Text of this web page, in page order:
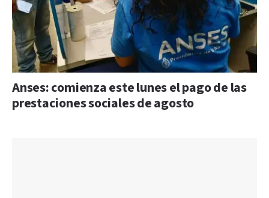
Anses: comienza este lunes el pago de las
prestaciones sociales de agosto